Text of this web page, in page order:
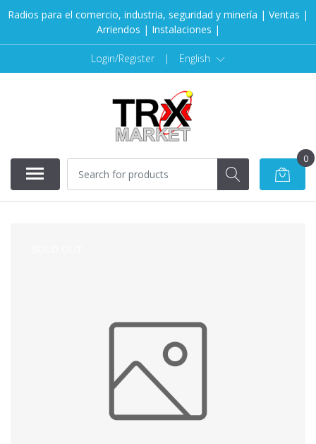
Radios para el comercio, industria, seguridad y minería | Ventas |
Arriendos | Instalaciones |
Login/Register | English
0